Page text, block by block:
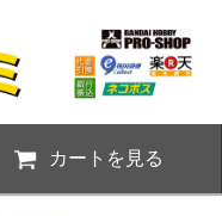
カートを見る